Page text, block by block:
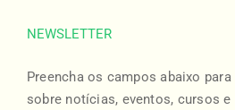
NEWSLETTER
Preencha os campos abaixo
sobre notícias, eventos, cursos